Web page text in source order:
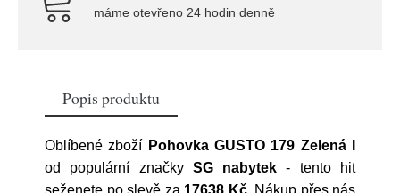
máme otevřeno 24 hodin denně
Popis produktu
Oblíbené zboží Pohovka GUSTO 179 Zelená I
od populární značky SG nabytek - tento hit
seženete po slevě za 17638 Kč. Nákup přes nás